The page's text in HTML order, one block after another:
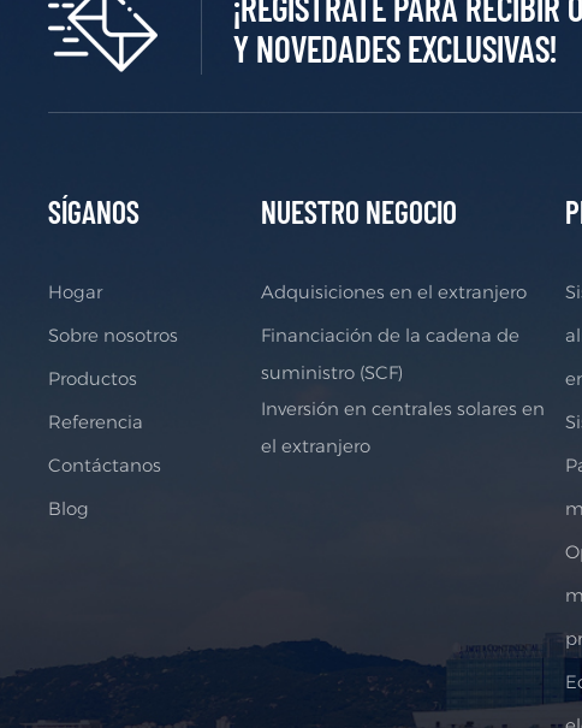
Y NOVEDADES EXCLUSIVAS!
SÍGANOS
Hogar
Sobre nosotros
Productos
Referencia
Contáctanos
Blog
NUESTRO NEGOCIO
Adquisiciones en el extranjero
Financiación de la cadena de
suministro (SCF)
Inversión en centrales solares en
el extranjero